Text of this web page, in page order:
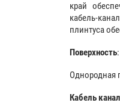
край
кабель-
плинтуса
Поверхность:
Однородная
Кабель канал